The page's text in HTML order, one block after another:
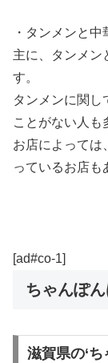
・タンメンと中
主に、タンメン
す。
タンメンに関し
ことがない人も
お店によっては
っているお店も
[ad#co-1]
ちゃんぽ
滋賀県の‘